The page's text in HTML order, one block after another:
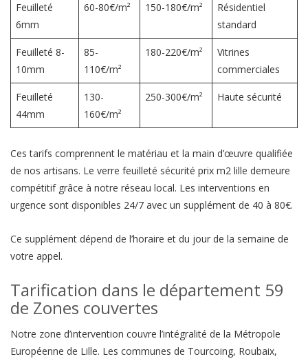
Feuilleté
6mm
60-80€/m² 150-180€/m²
Résidentiel
standard
Feuilleté 8-
10mm
85-
110€/m²
180-220€/m²
Vitrines
commerciales
Feuilleté
44mm
130-
160€/m²
250-300€/m² Haute sécurité
Ces tarifs comprennent le matériau et la main d’œuvre qualifiée
de nos artisans. Le verre feuilleté sécurité prix m2 lille demeure
compétitif grâce à notre réseau local. Les interventions en
urgence sont disponibles 24/7 avec un supplément de 40 à 80€.
Ce supplément dépend de l’horaire et du jour de la semaine de
votre appel.
Tarification dans le département 59
de Zones couvertes
Notre zone d’intervention couvre l’intégralité de la Métropole
Européenne de Lille. Les communes de Tourcoing, Roubaix,